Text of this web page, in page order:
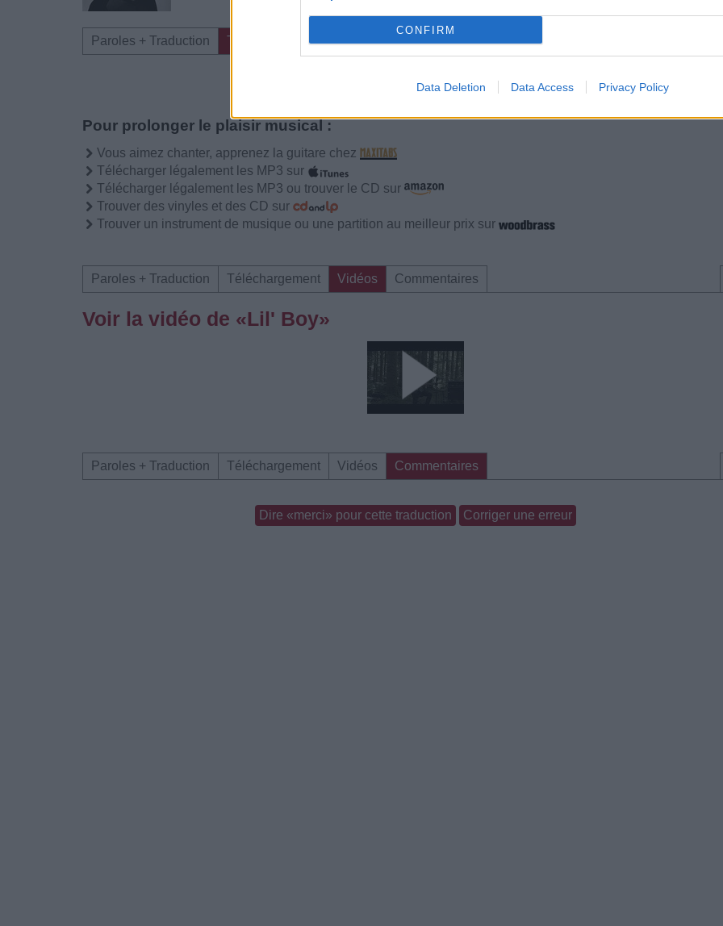
CONFIRM
Data Deletion Data Access Privacy Policy
Paroles + Traduction Téléchargement Vidéos Commentaires
Pour prolonger le plaisir musical :
Vous aimez chanter, apprenez la guitare chez
Télécharger légalement les MP3 sur
Télécharger légalement les MP3 ou trouver le CD sur
Trouver des vinyles et des CD sur
Trouver un instrument de musique ou une partition au meilleur prix sur
Paroles + Traduction Téléchargement Vidéos Commentaires
Voir la vidéo de «Lil' Boy»
Paroles + Traduction Téléchargement Vidéos Commentaires
Dire «merci» pour cette traduction Corriger une erreur